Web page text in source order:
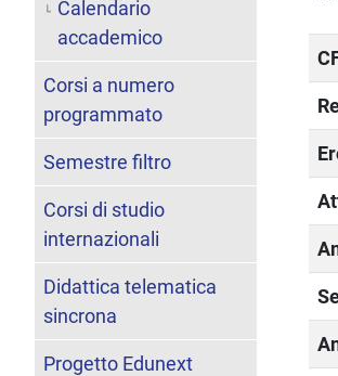
Calendario
accademico
Corsi a numero
programmato
Semestre filtro
Corsi di studio
internazionali
Didattica telematica
sincrona
Progetto Edunext